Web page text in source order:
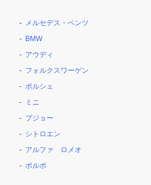
メルセデス・ベンツ
BMW
アウディ
フォルクスワーゲン
ポルシェ
ミニ
プジョー
シトロエン
アルファ ロメオ
ボルボ